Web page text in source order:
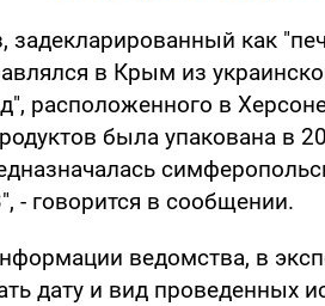
задекларированный как
в Крым из
расположенного в
была упакована в
- говорится в сообщении.
ведомства, в
дату и вид проведенных